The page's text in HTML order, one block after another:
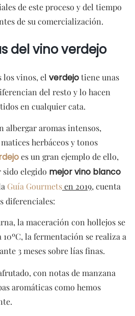
de este proceso y del tiempo
de su comercialización.
del vino verdejo
los vinos, el verdejotiene unas
del resto y lo hacen
en cualquier cata.
albergar aromas intensos,
herbáceos y tonos
es un gran ejemplo de ello,
sido elegido mejor vino blanco
Guía Gourmetsen 2019, cuenta
diferenciales:
la maceración con hollejos se
10ºC, la fermentación se realiza a
3 meses sobre lías finas.
con notas de manzana
aromáticas como hemos